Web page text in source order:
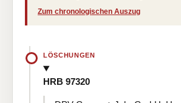
Zum chronologischen Auszug
LÖSCHUNGEN
HRB 97320